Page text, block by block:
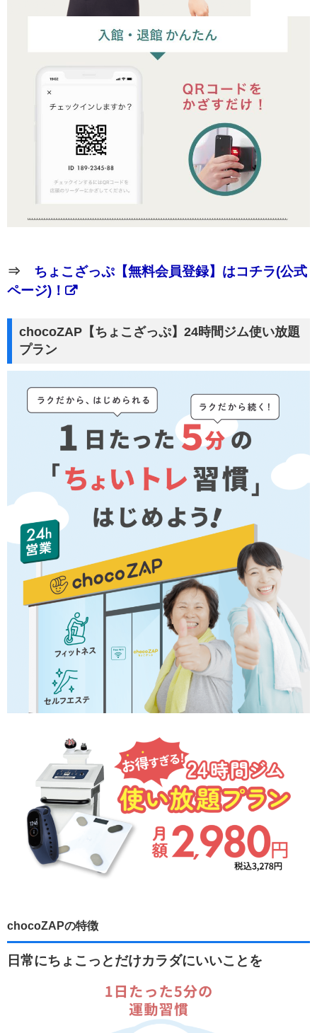
⇒ ちょこざっぷ【無料会員登録】はコチラ(公式
ページ)！
chocoZAP【ちょこざっぷ】24時間ジム使い放題
プラン
chocoZAPの特徴
日常にちょこっとだけカラダにいいことを